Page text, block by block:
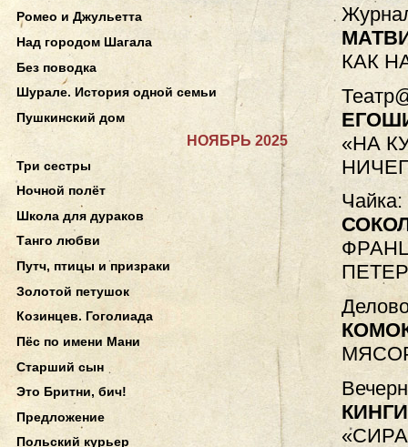
КАК
«НА
Чайка:
Ромео и Джульетта
Над городом Шагала
Без поводка
Шурале. История одной семьи
Пушкинский дом
НОЯБРЬ 2025
Три сестры
Ночной полёт
Школа для дураков
Танго любви
Путч, птицы и призраки
Золотой петушок
Козинцев. Гоголиада
Пёс по имени Мани
Старший сын
Это Бритни, бич!
Предложение
Польский курьер